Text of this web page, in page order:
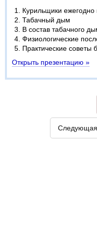
Курильщики
Табачный дым
В состав табачного
Физиологические
Практические советы
Открыть презентацию »
Следующая